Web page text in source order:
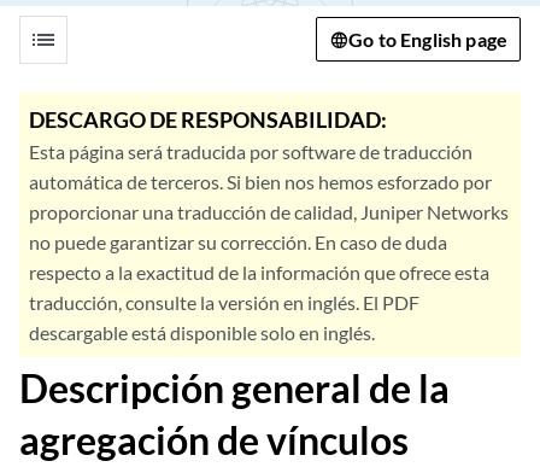
list Go to English page
DESCARGO DE RESPONSABILIDAD:
Esta página será traducida por software de traducción
automática de terceros. Si bien nos hemos esforzado por
proporcionar una traducción de calidad, Juniper Networks
no puede garantizar su corrección. En caso de duda
respecto a la exactitud de la información que ofrece esta
traducción, consulte la versión en inglés. El PDF
descargable está disponible solo en inglés.
Descripción general de la
agregación de vínculos